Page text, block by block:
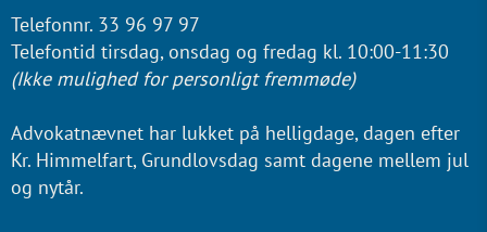
Telefonnr. 33 96 97 97
Telefontid tirsdag, onsdag og fredag kl. 10:00-11:30
(Ikke mulighed for personligt fremmøde)
Advokatnævnet har lukket på helligdage, dagen efter
Kr. Himmelfart, Grundlovsdag samt dagene mellem jul
og nytår.